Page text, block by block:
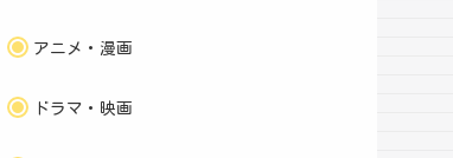
アニメ・漫画
ドラマ・映画